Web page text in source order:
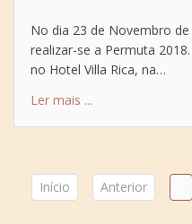
No dia 23 de Novembro
realizar-se a Permuta
no Hotel Villa Rica, na…
Ler mais ...
Início Anterior